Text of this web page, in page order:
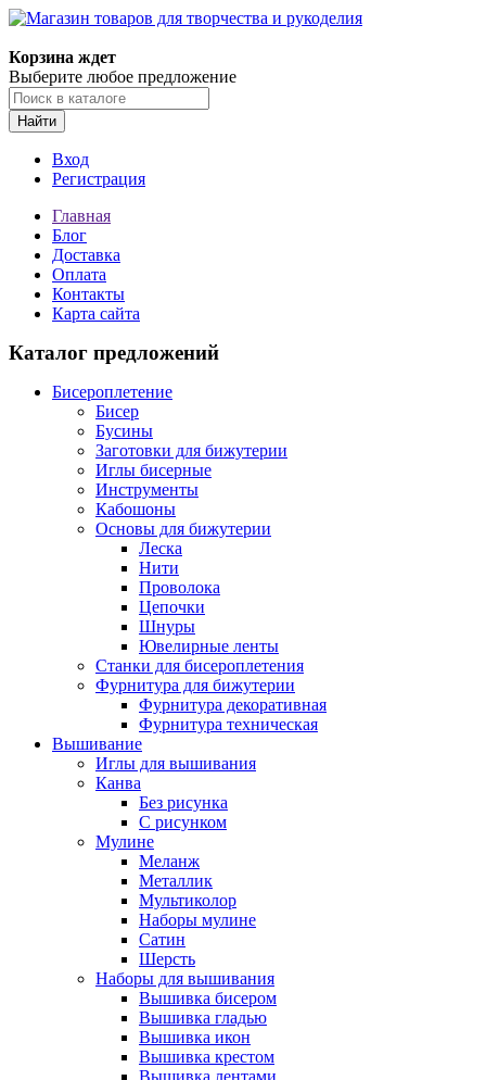
Корзина ждет
Выберите любое предложение
Найти
Вход
Регистрация
Главная
Блог
Доставка
Оплата
Контакты
Карта сайта
Каталог предложений
Бисероплетение
Бисер
Бусины
Заготовки для бижутерии
Иглы бисерные
Инструменты
Кабошоны
Основы для бижутерии
Леска
Нити
Проволока
Цепочки
Шнуры
Ювелирные ленты
Станки для бисероплетения
Фурнитура для бижутерии
Фурнитура декоративная
Фурнитура техническая
Вышивание
Иглы для вышивания
Канва
Без рисунка
С рисунком
Мулине
Меланж
Металлик
Мультиколор
Наборы мулине
Сатин
Шерсть
Наборы для вышивания
Вышивка бисером
Вышивка гладью
Вышивка икон
Вышивка крестом
Вышивка лентами